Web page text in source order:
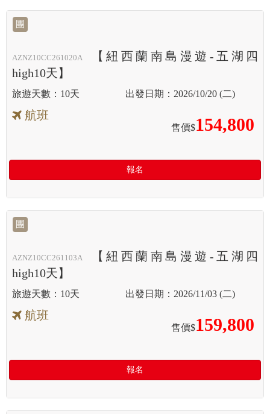
團
AZNZ10CC261020A
【紐西蘭南島漫遊-五湖四
high10天】
10天 2026/10/20 (二)
航班
售價$154,800
報名
團
AZNZ10CC261103A
【紐西蘭南島漫遊-五湖四
high10天】
10天 2026/11/03 (二)
航班
售價$159,800
報名